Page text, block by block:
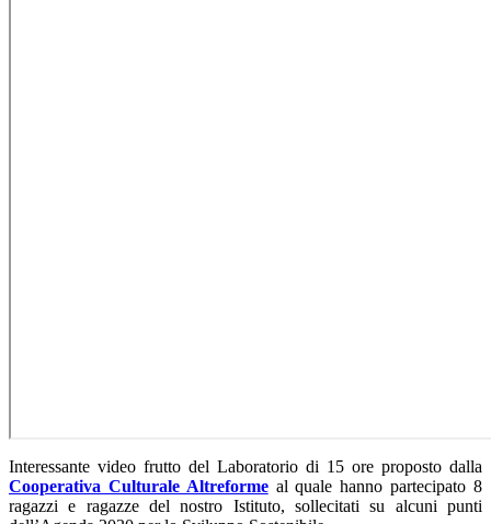
Interessante video frutto del Laboratorio di 15 ore proposto dalla
Cooperativa Culturale Altreforme al quale hanno partecipato 8
ragazzi e ragazze del nostro Istituto, sollecitati su alcuni punti